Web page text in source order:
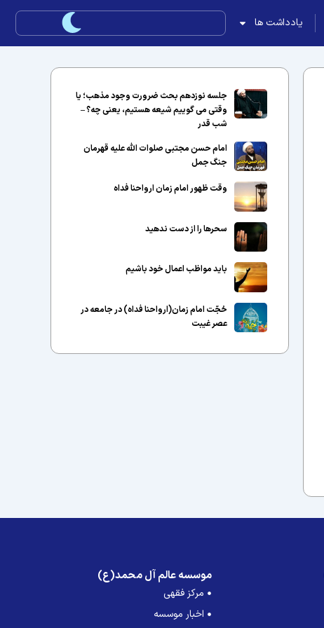
یادداشت ها
جلسه نوزدهم بحث ضرورت وجود مذهب؛ یا
وقتی می گوییم شیعه هستیم، یعنی چه؟ –
شب قدر
امام حسن مجتبی صلوات الله علیه قهرمان
جنگ جمل
وقت ظهور امام زمان ارواحنا فداه
سحرها را از دست ندهید
باید مواظب اعمال خود باشیم
حُجّت امام زمان(ارواحنا فداه) در جامعه در
عصر غیبت
موسسه عالم آل محمد(ع)
مرکز فقهی
اخبار موسسه